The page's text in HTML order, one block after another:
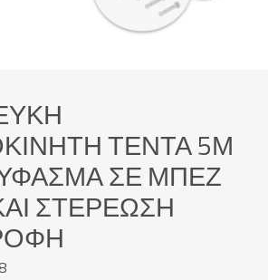
ΤΈΝΤΑ 5Μ
ΣΕ ΜΠΕΖ
ΣΤΕΡΈΩΣΗ